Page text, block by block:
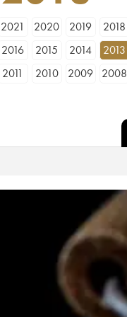
2021 2020 2019
2018
2016 2015 2014
2013
2011 2010 2009
2008
1998
1996 1992 1990
1989